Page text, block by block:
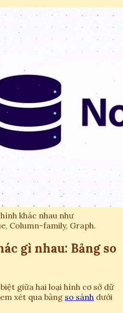
khác nhau như
Column-family, Graph.
gì nhau: Bảng so
giữa hai loại hình cơ sở dữ
xét qua bảng so sánh dưới